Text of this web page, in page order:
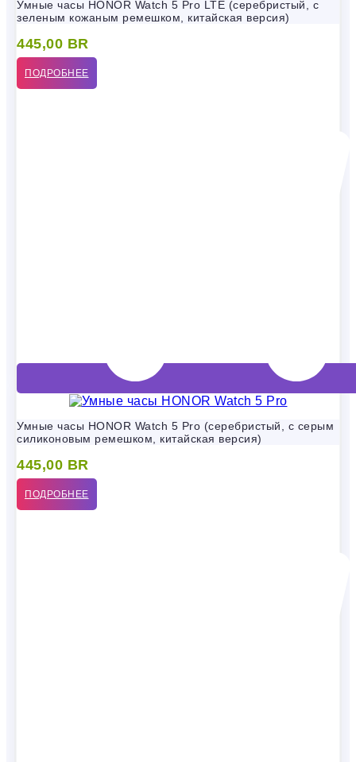
Умные часы HONOR Watch 5 Pro LTE (серебристый, с
зеленым кожаным ремешком, китайская версия)
445,00 BR
ПОДРОБНЕЕ
Умные часы HONOR Watch 5 Pro (серебристый, с серым
силиконовым ремешком, китайская версия)
445,00 BR
ПОДРОБНЕЕ